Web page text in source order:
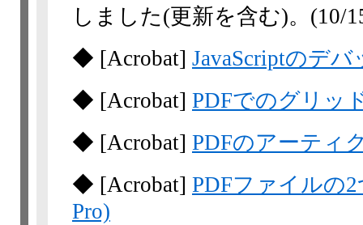
しました(更新を含む)。 (10/
◆ [Acrobat] JavaScriptのデ
◆ [Acrobat] PDFでのグリッ
◆ [Acrobat] PDFのアーティ
◆ [Acrobat] PDFファイルの
Pro)